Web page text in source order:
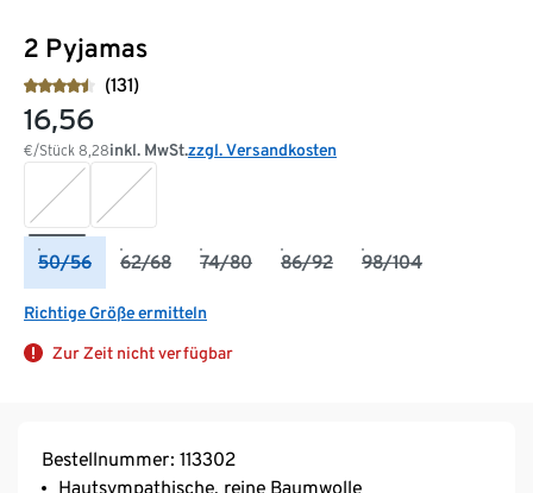
2 Pyjamas
(131)
16,56
€/Stück 8,28inkl. MwSt.zzgl. Versandkosten
50/56 62/68 74/80 86/92 98/104
Richtige Größe ermitteln
Zur Zeit nicht verfügbar
Bestellnummer: 113302
Hautsympathische, reine Baumwolle